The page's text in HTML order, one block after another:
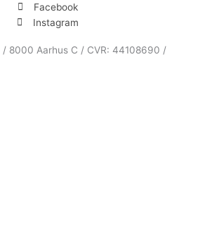
Facebook
Instagram
/ 8000 Aarhus C / CVR: 44108690 /